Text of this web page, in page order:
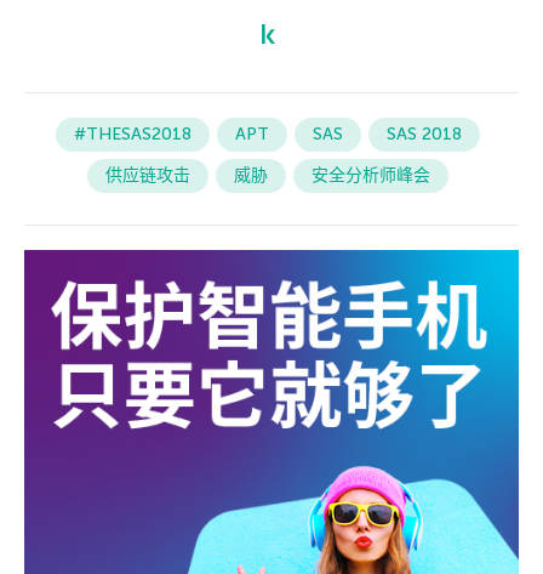
#THESAS2018 APT SAS
SAS 2018
供应链攻击
威胁 安全分析师峰会